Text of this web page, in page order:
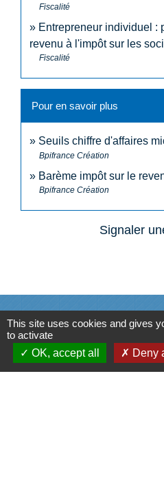
Fiscalité
Entrepreneur individuel :
revenu à l'impôt sur les
Fiscalité
Pour en savoir plus
Seuils chiffre d'affaires
Bpifrance Création
Barème impôt sur le
Bpifrance Création
Signaler
N° utiles
Commune de Saint-Léger-
16 rue de Nantes
This site uses cookies and gives
to activate
OK, accept all
Deny